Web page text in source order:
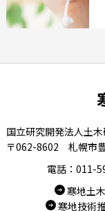
国立研究開発法人土
〒062-8602 札幌市
電話：011-
寒地土
寒地技術